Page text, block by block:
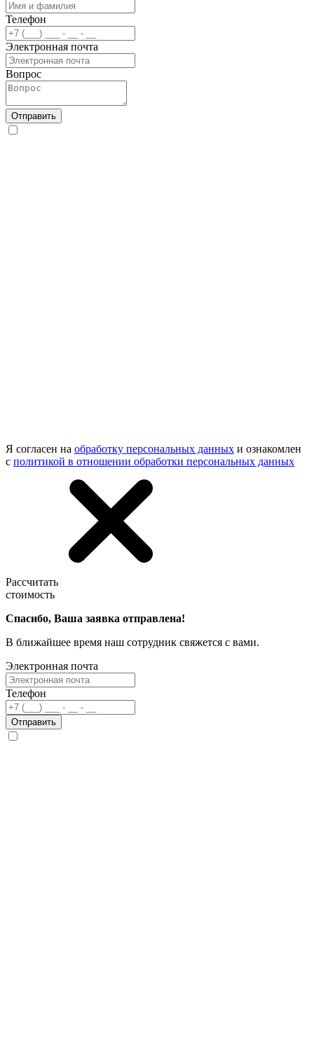
Телефон
Электронная почта
Вопрос
Отправить
Я согласен на обработку персональных данных и ознакомлен
с политикой в отношении обработки персональных данных
Рассчитать
стоимость
Спасибо, Ваша заявка отправлена!
В ближайшее время наш сотрудник свяжется с вами.
Электронная почта
Телефон
Отправить